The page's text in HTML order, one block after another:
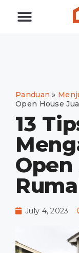
Panduan »
Open House
13
Open
July 4, 2023